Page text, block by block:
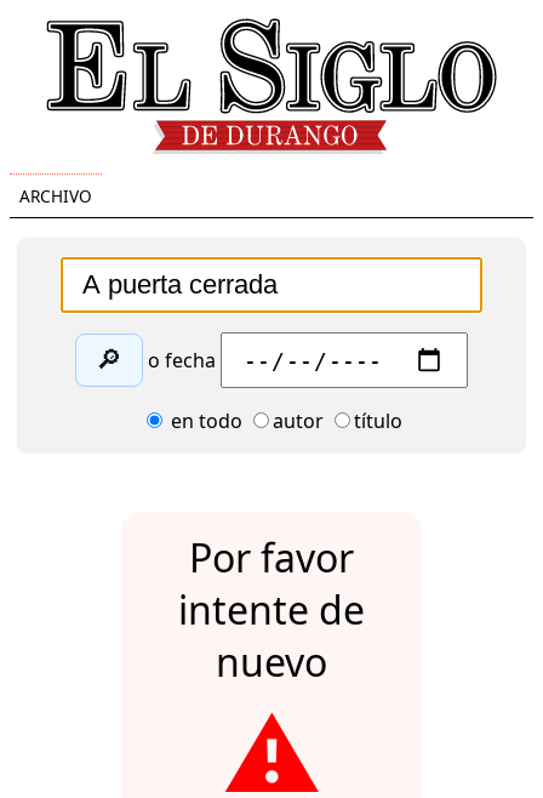
ARCHIVO
🔎 o fecha
en todo autor título
Por favor
intente de
nuevo
⚠️